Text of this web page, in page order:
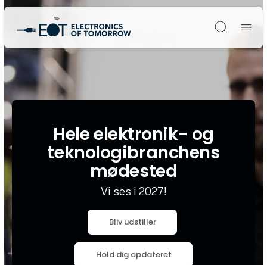
Søg
Hele elektronik- og
teknologibranchens
mødested
Vi ses i 2027!
Bliv udstiller
Hold dig opdateret